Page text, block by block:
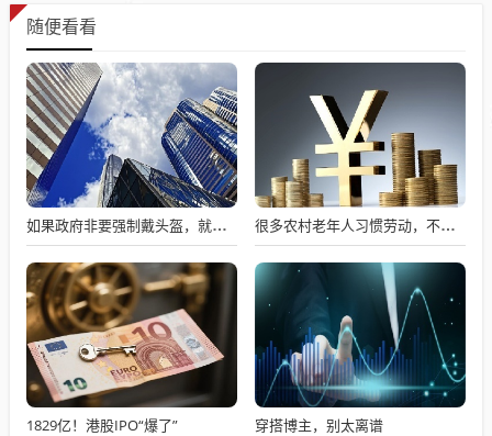
随便看看
如果政府非要强制戴头盔，就得先让电动自行车有个放头盔的地方 很多农村老年人习惯劳动，不劳动就会闲出病来
1829亿！港股IPO“爆了” 穿搭博主，别太离谱